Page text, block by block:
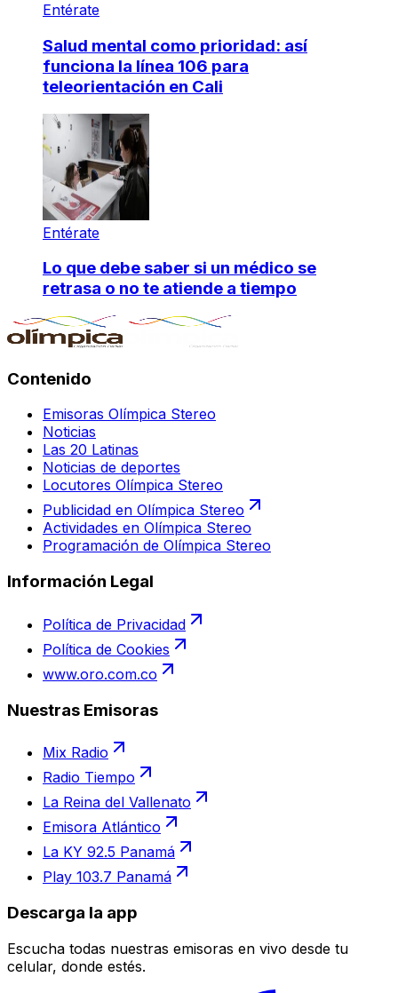
Entérate
Salud mental como prioridad: así
funciona la línea 106 para
teleorientación en Cali
Entérate
Lo que debe saber si un médico se
retrasa o no te atiende a tiempo
Contenido
Emisoras Olímpica Stereo
Noticias
Las 20 Latinas
Noticias de deportes
Locutores Olímpica Stereo
Publicidad en Olímpica Stereo
Actividades en Olímpica Stereo
Programación de Olímpica Stereo
Información Legal
Política de Privacidad
Política de Cookies
www.oro.com.co
Nuestras Emisoras
Mix Radio
Radio Tiempo
La Reina del Vallenato
Emisora Atlántico
La KY 92.5 Panamá
Play 103.7 Panamá
Descarga la app
Escucha todas nuestras emisoras en vivo desde tu
celular, donde estés.